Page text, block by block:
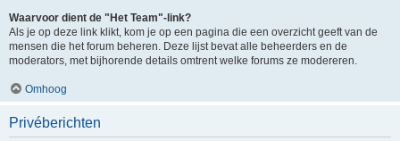
Waarvoor dient de "Het Team"-link?
Als je op deze link klikt, kom je op een pagina die een overzicht geeft van de
mensen die het forum beheren. Deze lijst bevat alle beheerders en de
moderators, met bijhorende details omtrent welke forums ze modereren.
Omhoog
Privéberichten